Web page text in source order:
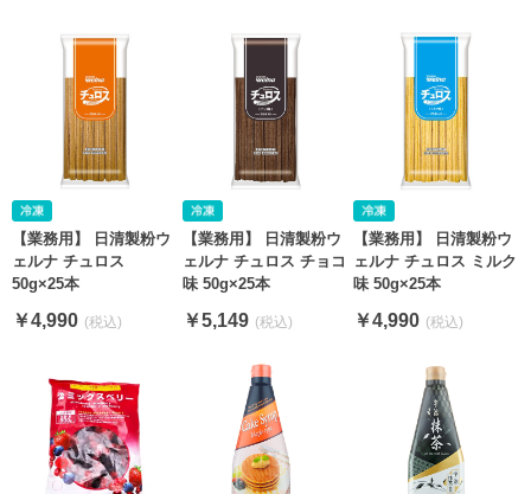
【業務用】 日清製粉ウ
ェルナ チュロス
50g×25本
￥4,990
【業務用】 日清製粉ウ
ェルナ チュロス チョコ
味 50g×25本
￥5,149
【業務用】 日清製粉ウ
ェルナ チュロス ミルク
味 50g×25本
￥4,990